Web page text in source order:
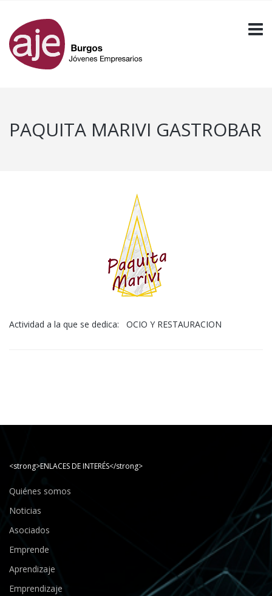
PAQUITA MARIVI GASTROBAR
Actividad a la que se dedica: OCIO Y RESTAURACION
<strong>ENLACES DE INTERÉS</strong>
Quiénes somos
Noticias
Asociados
Emprende
Aprendizaje
Emprendizaje